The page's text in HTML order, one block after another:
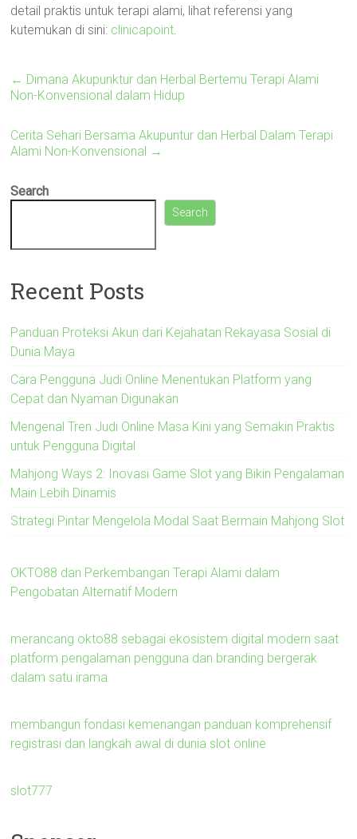
detail praktis untuk terapi alami, lihat referensi yang
kutemukan di sini: clinicapoint.
← Dimana Akupunktur dan Herbal Bertemu Terapi Alami
Non-Konvensional dalam Hidup
Cerita Sehari Bersama Akupuntur dan Herbal Dalam Terapi
Alami Non-Konvensional →
Search
Search
Recent Posts
Panduan Proteksi Akun dari Kejahatan Rekayasa Sosial di
Dunia Maya
Cara Pengguna Judi Online Menentukan Platform yang
Cepat dan Nyaman Digunakan
Mengenal Tren Judi Online Masa Kini yang Semakin Praktis
untuk Pengguna Digital
Mahjong Ways 2: Inovasi Game Slot yang Bikin Pengalaman
Main Lebih Dinamis
Strategi Pintar Mengelola Modal Saat Bermain Mahjong Slot
OKTO88 dan Perkembangan Terapi Alami dalam
Pengobatan Alternatif Modern
merancang okto88 sebagai ekosistem digital modern saat
platform pengalaman pengguna dan branding bergerak
dalam satu irama
membangun fondasi kemenangan panduan komprehensif
registrasi dan langkah awal di dunia slot online
slot777